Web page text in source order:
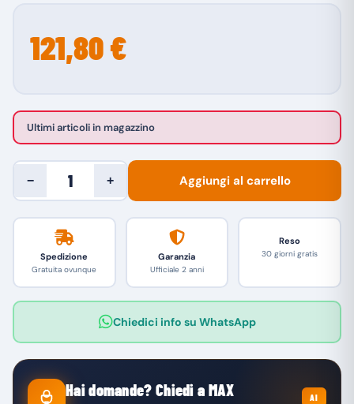
121,80 €
Ultimi articoli in magazzino
− + Aggiungi al carrello
Spedizione
Gratuita ovunque
Garanzia
Ufficiale 2 anni
Reso
30 giorni gratis
Chiedici info su WhatsApp
Hai domande? Chiedi a MAX AI